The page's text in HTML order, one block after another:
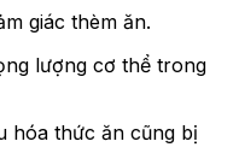
giác thèm ăn.
lượng cơ thể trong
hóa thức ăn cũng bị